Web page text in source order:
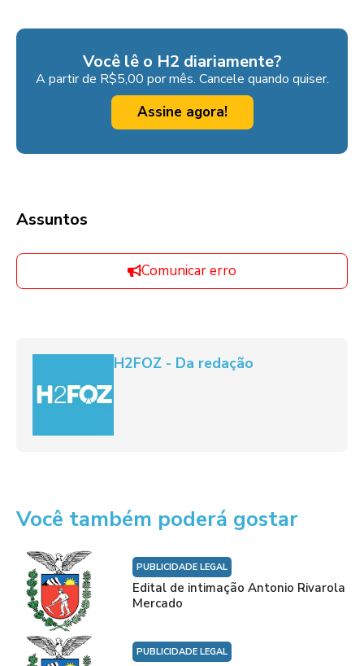
Você lê o H2 diariamente?
A partir de R$5,00 por mês. Cancele quando quiser.
Assine agora!
Assuntos
Comunicar erro
H2FOZ - Da redação
Você também poderá gostar
PUBLICIDADE LEGAL
Edital de intimação Antonio Rivarola
Mercado
PUBLICIDADE LEGAL